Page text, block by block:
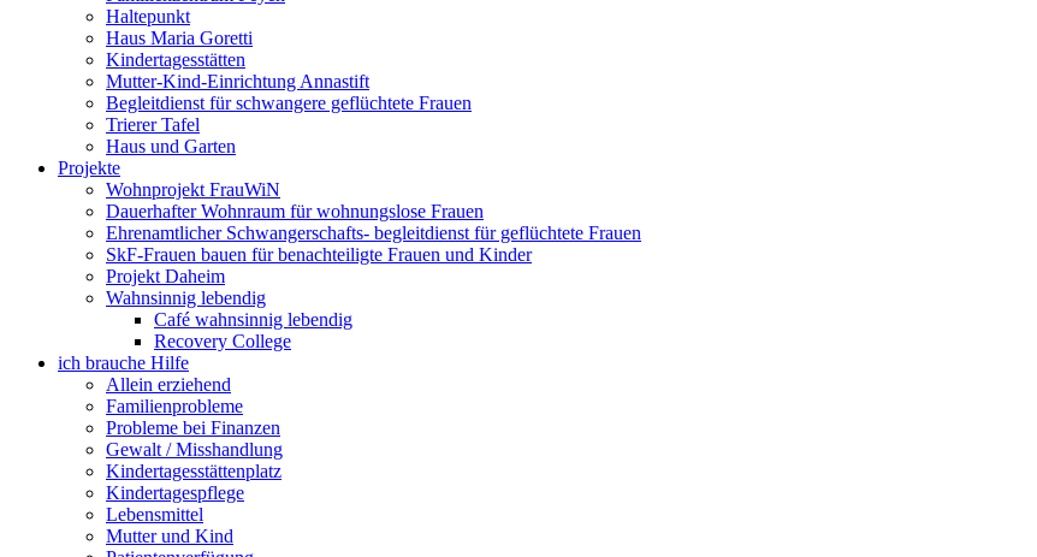
Haltepunkt
Haus Maria Goretti
Kindertagesstätten
Mutter-Kind-Einrichtung Annastift
Begleitdienst für schwangere geflüchtete Frauen
Trierer Tafel
Haus und Garten
Projekte
Wohnprojekt FrauWiN
Dauerhafter Wohnraum für wohnungslose Frauen
Ehrenamtlicher Schwangerschafts- begleitdienst für geflüchtete Frauen
SkF-Frauen bauen für benachteiligte Frauen und Kinder
Projekt Daheim
Wahnsinnig lebendig
Café wahnsinnig lebendig
Recovery College
ich brauche Hilfe
Allein erziehend
Familienprobleme
Probleme bei Finanzen
Gewalt / Misshandlung
Kindertagesstättenplatz
Kindertagespflege
Lebensmittel
Mutter und Kind